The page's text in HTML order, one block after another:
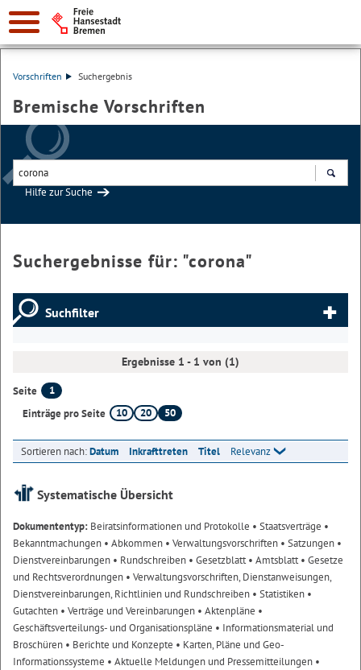
Vorschriften Suchergebnis
Bremische Vorschriften
Hilfe zur Suche
Suchergebnisse für: "corona"
Suchfilter
Ergebnisse 1 - 1 von (1)
Seite
1
Einträge pro Seite
10 20 50
Sortieren nach:Datum Inkrafttreten Titel Relevanz
Systematische Übersicht
Dokumententyp: Beiratsinformationen und Protokolle • Staatsverträge •
Bekanntmachungen • Abkommen • Verwaltungsvorschriften • Satzungen •
Dienstvereinbarungen • Rundschreiben • Gesetzblatt• Amtsblatt• Gesetze
und Rechtsverordnungen • Verwaltungsvorschriften, Dienstanweisungen,
Dienstvereinbarungen, Richtlinien und Rundschreiben • Statistiken •
Gutachten • Verträge und Vereinbarungen • Aktenpläne •
Geschäftsverteilungs- und Organisationspläne • Informationsmaterial und
Broschüren • Berichte und Konzepte • Karten, Pläne und Geo-
Informationssysteme • Aktuelle Meldungen und Pressemitteilungen •